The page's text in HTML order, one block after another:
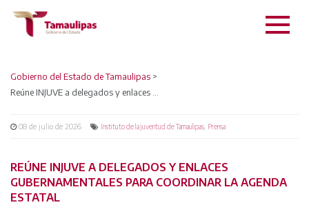
Gobierno del Estado de Tamaulipas >
08 de julio de 2026 Instituto de la juventud de Tamaulipas Prensa
REÚNE INJUVE A DELEGADOS Y ENLACES
GUBERNAMENTALES PARA COORDINAR LA AGENDA
ESTATAL